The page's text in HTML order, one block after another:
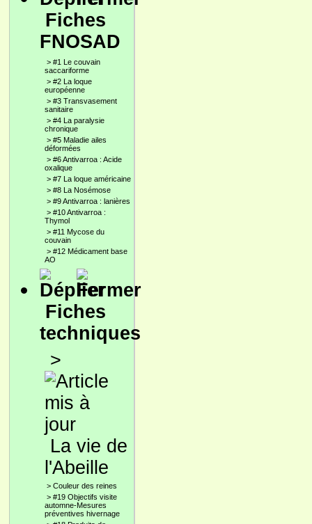
Fiches
FNOSAD
> #1 Le couvain
saccariforme
> #2 La loque
européenne
> #3 Transvasement
sanitaire
> #4 La paralysie
chronique
> #5 Maladie ailes
déformées
> #6 Antivarroa : Acide
oxalique
> #7 La loque américaine
> #8 La Nosémose
> #9 Antivarroa : lanières
> #10 Antivarroa :
Thymol
> #11 Mycose du
couvain
> #12 Médicament base
AO
Fiches
techniques
>
La vie de
l'Abeille
> Couleur des reines
> #19 Objectifs visite
automne-Mesures
préventives hivernage